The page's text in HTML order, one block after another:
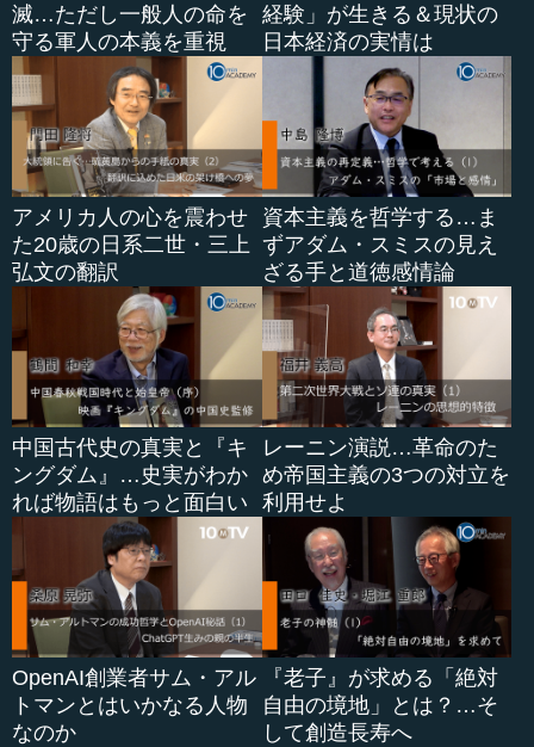
滅…ただし一般人の命を
守る軍人の本義を重視
経験」が生きる＆現状の
日本経済の実情は
アメリカ人の心を震わせ
た20歳の日系二世・三上
弘文の翻訳
資本主義を哲学する…ま
ずアダム・スミスの見え
ざる手と道徳感情論
中国古代史の真実と『キ
ングダム』…史実がわか
れば物語はもっと面白い
レーニン演説…革命のた
め帝国主義の3つの対立を
利用せよ
OpenAI創業者サム・アル
トマンとはいかなる人物
なのか
『老子』が求める「絶対
自由の境地」とは？…そ
して創造長寿へ